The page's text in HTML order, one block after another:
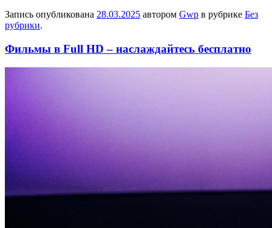
Запись опубликована 28.03.2025 автором Gwp в рубрике Без
рубрики.
Фильмы в Full HD – наслаждайтесь бесплатно